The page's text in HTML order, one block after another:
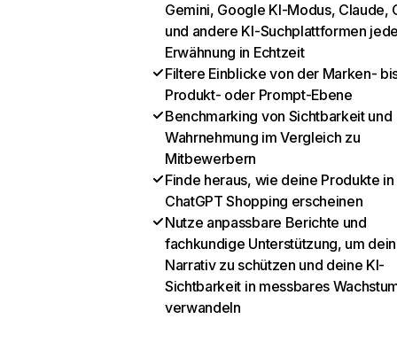
Gemini, Google KI-Modus, Claude,
und andere KI-Suchplattformen
Erwähnung in Echtzeit
Filtere Einblicke von der Marken-
Produkt- oder Prompt-Ebene
Benchmarking von Sichtbarkeit und
Wahrnehmung im Vergleich zu
Mitbewerbern
Finde heraus, wie deine Produkte in
ChatGPT Shopping erscheinen
Nutze anpassbare Berichte und
fachkundige Unterstützung, um dein
Narrativ zu schützen und deine KI-
Sichtbarkeit in messbares
verwandeln